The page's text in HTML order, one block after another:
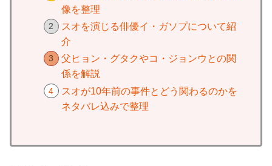
像を整理
スオを演じる俳優イ・ガソプについて紹
介
父ヒョン・グタクやコ・ジョンウとの関
係を解説
スオが10年前の事件とどう関わるのかを
ネタバレ込みで整理